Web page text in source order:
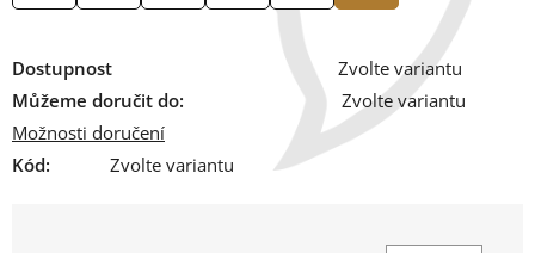
Dostupnost
Zvolte variantu
Můžeme doručit do:
Zvolte variantu
Možnosti doručení
Kód:
Zvolte variantu